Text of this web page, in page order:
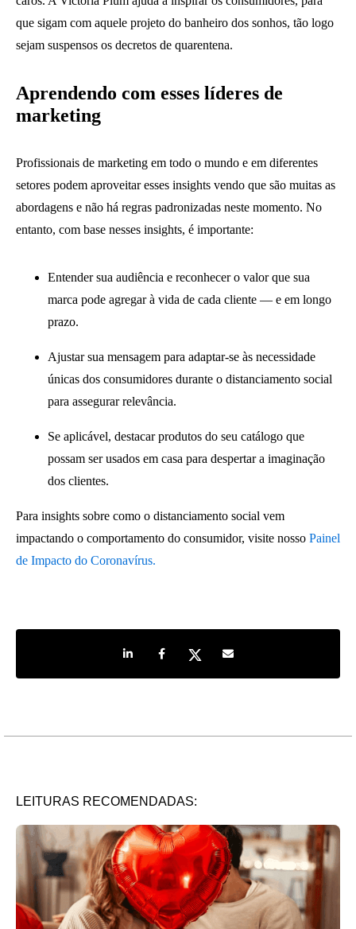
que sigam com aquele projeto do banheiro dos sonhos, tão logo
sejam suspensos os decretos de quarentena.
Aprendendo com esses líderes de
marketing
Profissionais de marketing em todo o mundo e em diferentes
setores podem aproveitar esses insights vendo que são muitas as
abordagens e não há regras padronizadas neste momento. No
entanto, com base nesses insights, é importante:
Entender sua audiência e reconhecer o valor que sua
marca pode agregar à vida de cada cliente — e em longo
prazo.
Ajustar sua mensagem para adaptar-se às necessidade
únicas dos consumidores durante o distanciamento social
para assegurar relevância.
Se aplicável, destacar produtos do seu catálogo que
possam ser usados em casa para despertar a imaginação
dos clientes.
Para insights sobre como o distanciamento social vem
impactando o comportamento do consumidor, visite nosso Painel
de Impacto do Coronavírus.
Share on LinkedIn
Share on Facebook
Share on TwitterShare by e-mail
LEITURAS RECOMENDADAS: